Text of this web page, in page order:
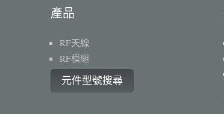
產品
RF天線
RF模組
元件型號搜尋